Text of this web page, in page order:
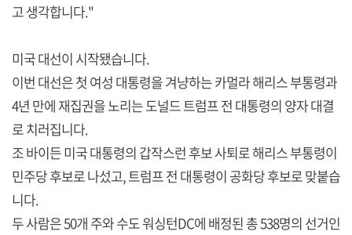
고 생각합니다."
미국 대선이 시작됐습니다.
이번 대선은 첫 여성 대통령을 겨냥하는 카멀라 해리스 부통령과
4년 만에 재집권을 노리는 도널드 트럼프 전 대통령의 양자 대결
로 치러집니다.
조 바이든 미국 대통령의 갑작스런 후보 사퇴로 해리스 부통령이
민주당 후보로 나섰고, 트럼프 전 대통령이 공화당 후보로 맞붙습
니다.
두 사람은 50개 주와 수도 워싱턴DC에 배정된 총 538명의 선거인